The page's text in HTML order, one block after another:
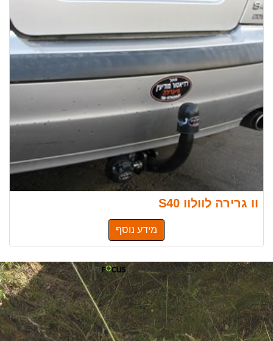
וו גרירה לוולוו S40
מידע נוסף
הקמת אתרים